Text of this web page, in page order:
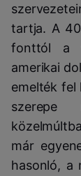
tartja. A
fonttól a
amerikai
emelték fel
szerepe
már
hasonló, a